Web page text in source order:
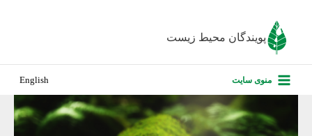
پویندگان محیط زیست
منوی سایت English
درباره ما
پروژه‌های